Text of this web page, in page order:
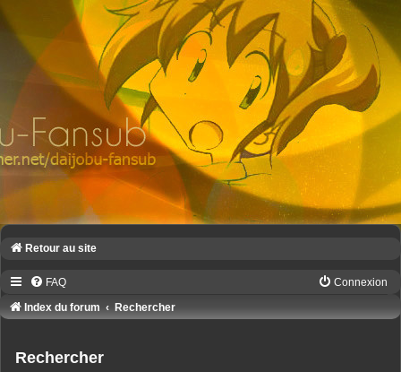
Retour au site
FAQ
Connexion
Index du forum
Rechercher
Rechercher